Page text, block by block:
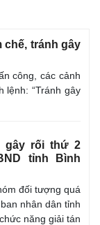
chế, tránh gây
công, các cảnh
lệnh: “Tránh gây
gây rối thứ 2
tỉnh Bình
đối tượng quá
nhân dân tỉnh
năng giải tán